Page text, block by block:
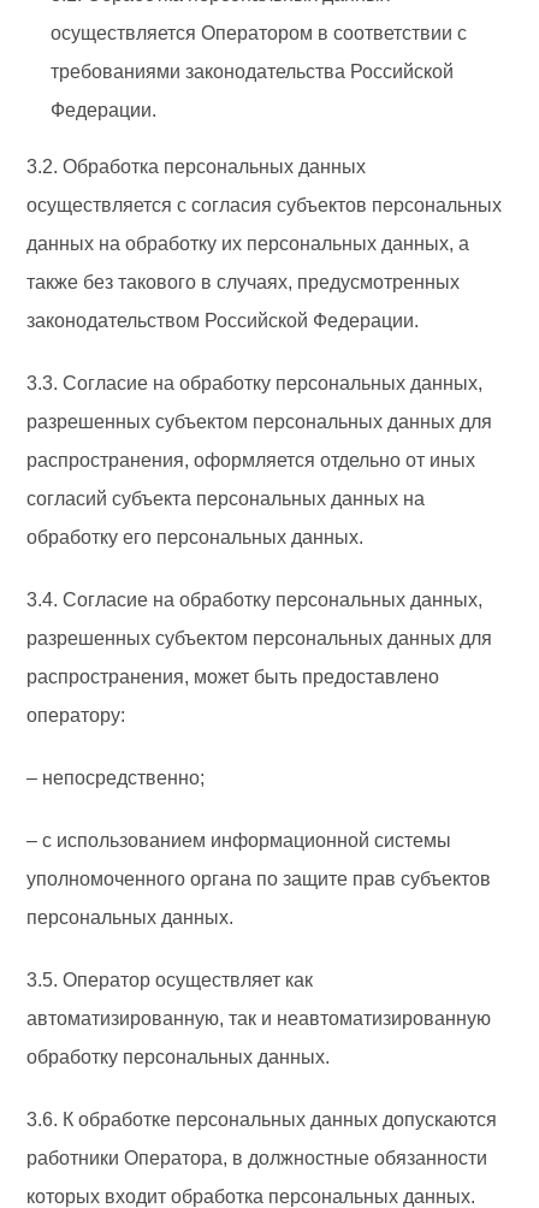
осуществляется Оператором в соответствии с
требованиями законодательства Российской
Федерации.
3.2. Обработка персональных данных
осуществляется с согласия субъектов персональных
данных на обработку их персональных данных, а
также без такового в случаях, предусмотренных
законодательством Российской Федерации.
3.3. Согласие на обработку персональных данных,
разрешенных субъектом персональных данных для
распространения, оформляется отдельно от иных
согласий субъекта персональных данных на
обработку его персональных данных.
3.4. Согласие на обработку персональных данных,
разрешенных субъектом персональных данных для
распространения, может быть предоставлено
оператору:
– непосредственно;
– с использованием информационной системы
уполномоченного органа по защите прав субъектов
персональных данных.
3.5. Оператор осуществляет как
автоматизированную, так и неавтоматизированную
обработку персональных данных.
3.6. К обработке персональных данных допускаются
работники Оператора, в должностные обязанности
которых входит обработка персональных данных.